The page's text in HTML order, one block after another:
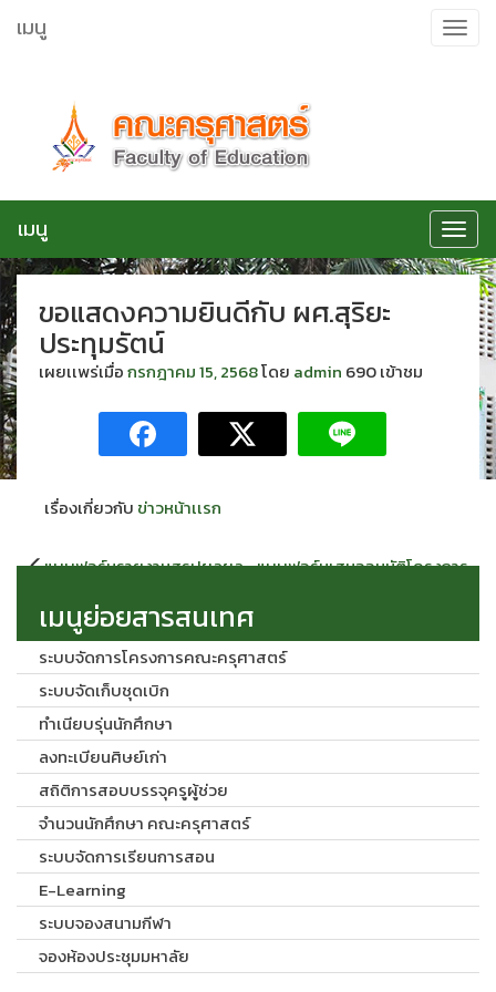
ไป
Toggle
เมนู
Toggle
เมนู
ขอแสดงความยินดีกับ ผศ.สุริยะ
ประทุมรัตน์
เผยเเพร่เมื่อกรกฎาคม 15, 2568โดย admin 690 เข้าชม
เรื่องเกี่ยวกับ ข่าวหน้าเเรก
แนะแนว
แบบฟอร์มรายงานสรุปผลผล แบบฟอร์มเสนออนุมัติโครงการ
เมนูย่อยสารสนเทศ
ระบบจัดการโครงการคณะครุศาสตร์
ระบบจัดเก็บชุดเบิก
ทำเนียบรุ่นนักศึกษา
ลงทะเบียนศิษย์เก่า
สถิติการสอบบรรจุครูผู้ช่วย
จำนวนนักศึกษา คณะครุศาสตร์
ระบบจัดการเรียนการสอน
E-Learning
ระบบจองสนามกีฬา
จองห้องประชุมมหาลัย